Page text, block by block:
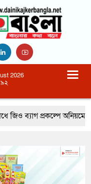
2026
৯২
ব্যাগ প্রকল্পে অনিয়মের